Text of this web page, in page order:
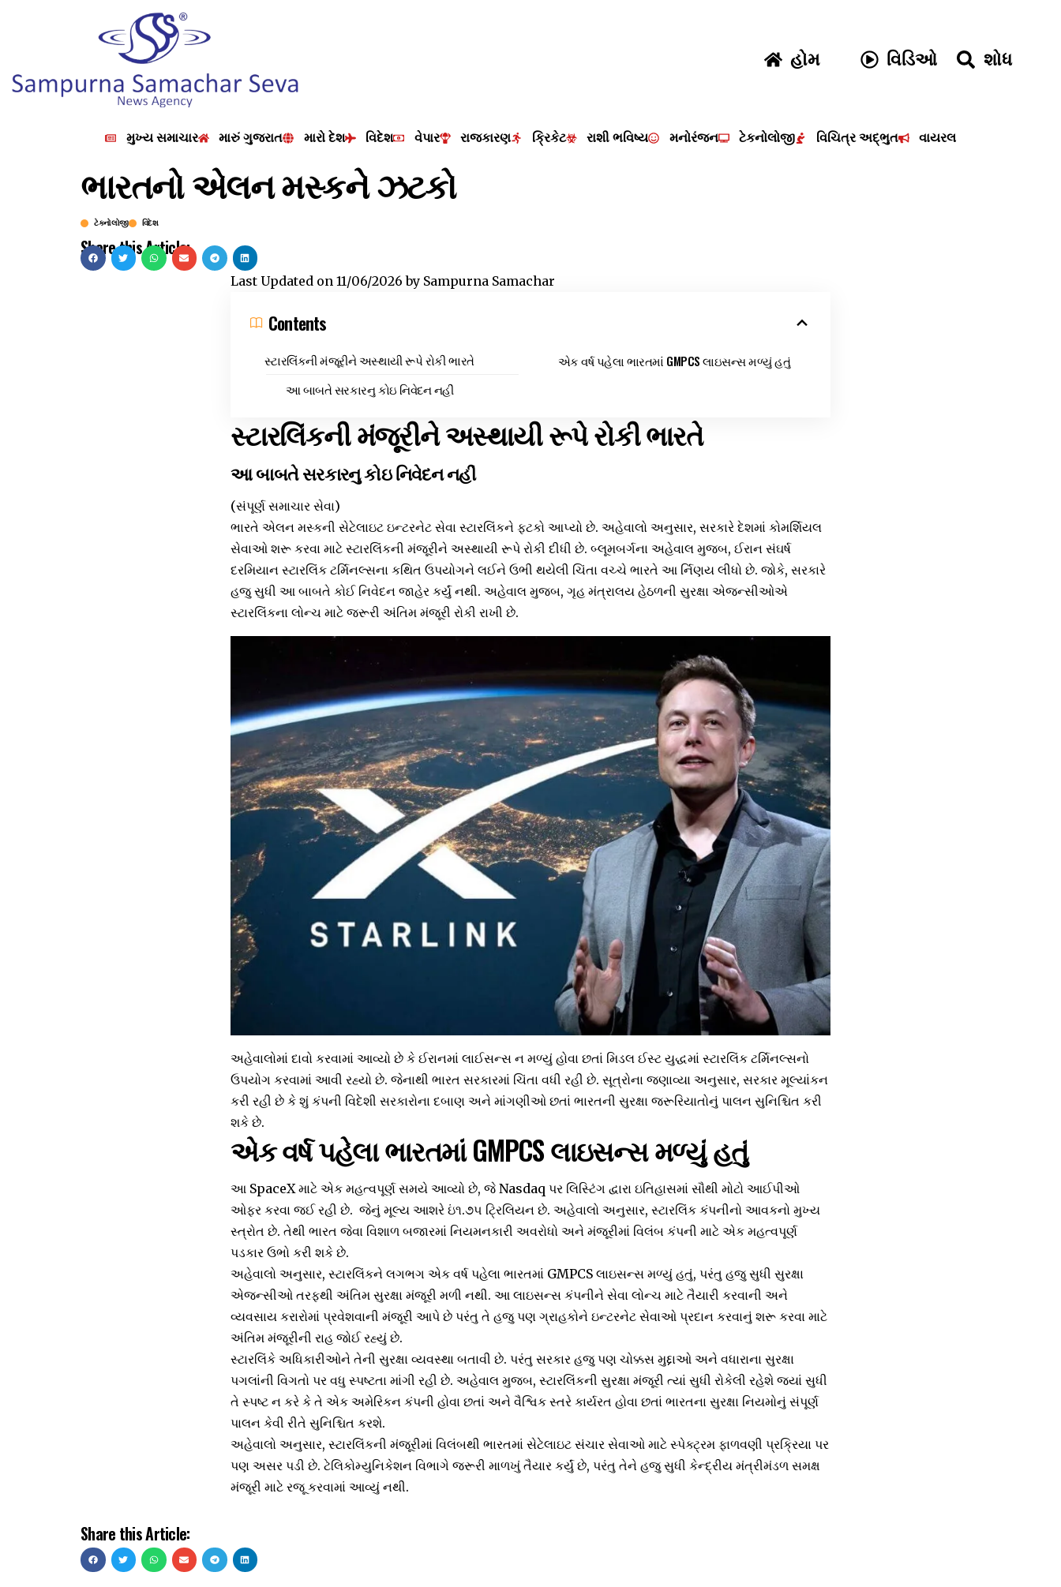
હોમ વિડિઓ શોધ
મુખ્ય સમાચાર મારું ગુજરાત મારો દેશ વિદેશ વેપાર રાજકારણ ક્રિકેટ રાશી ભવિષ્ય મનોરંજન ટેકનોલોજી વિચિત્ર અદ્ભુત વાયરલ
ભારતનો એલન મસ્કને ઝટકો
ટેકનોલોજી વિદેશ
Share this Article:
Last Updated on 11/06/2026 by Sampurna Samachar
Contents
સ્ટારલિંકની મંજૂરીને અસ્થાયી રૂપે રોકી ભારતે
આ બાબતે સરકારનુ કોઇ નિવેદન નહીં
એક વર્ષ પહેલા ભારતમાં GMPCS લાઇસન્સ મળ્યું હતું
સ્ટારલિંકની મંજૂરીને અસ્થાયી રૂપે રોકી ભારતે
આ બાબતે સરકારનુ કોઇ નિવેદન નહીં
(સંપૂર્ણ સમાચાર સેવા)
ભારતે એલન મસ્કની સેટેલાઇટ ઇન્ટરનેટ સેવા સ્ટારલિંકને ફટકો આપ્યો છે. અહેવાલો અનુસાર, સરકારે દેશમાં કોમર્શિયલ
સેવાઓ શરૂ કરવા માટે સ્ટારલિંકની મંજૂરીને અસ્થાયી રૂપે રોકી દીધી છે. બ્લૂમબર્ગના અહેવાલ મુજબ, ઈરાન સંઘર્ષ
દરમિયાન સ્ટારલિંક ટર્મિનલ્સના કથિત ઉપયોગને લઈને ઉભી થયેલી ચિંતા વચ્ચે ભારતે આ ર્નિણય લીધો છે. જોકે, સરકારે
હજુ સુધી આ બાબતે કોઈ નિવેદન જાહેર કર્યું નથી. અહેવાલ મુજબ, ગૃહ મંત્રાલય હેઠળની સુરક્ષા એજન્સીઓએ
સ્ટારલિંકના લોન્ચ માટે જરૂરી અંતિમ મંજૂરી રોકી રાખી છે.
અહેવાલોમાં દાવો કરવામાં આવ્યો છે કે ઈરાનમાં લાઈસન્સ ન મળ્યું હોવા છતાં મિડલ ઈસ્ટ યુદ્ધમાં સ્ટારલિંક ટર્મિનલ્સનો
ઉપયોગ કરવામાં આવી રહ્યો છે. જેનાથી ભારત સરકારમાં ચિંતા વધી રહી છે. સૂત્રોના જણાવ્યા અનુસાર, સરકાર મૂલ્યાંકન
કરી રહી છે કે શું કંપની વિદેશી સરકારોના દબાણ અને માંગણીઓ છતાં ભારતની સુરક્ષા જરૂરિયાતોનું પાલન સુનિશ્ચિત કરી
શકે છે.
એક વર્ષ પહેલા ભારતમાં GMPCS લાઇસન્સ મળ્યું હતું
આ SpaceX માટે એક મહત્વપૂર્ણ સમયે આવ્યો છે, જે Nasdaq પર લિસ્ટિંગ દ્વારા ઇતિહાસમાં સૌથી મોટો આઈપીઓ
ઓફર કરવા જઈ રહી છે. જેનું મૂલ્ય આશરે ઇં૧.૭૫ ટ્રિલિયન છે. અહેવાલો અનુસાર, સ્ટારલિંક કંપનીનો આવકનો મુખ્ય
સ્ત્રોત છે. તેથી ભારત જેવા વિશાળ બજારમાં નિયમનકારી અવરોધો અને મંજૂરીમાં વિલંબ કંપની માટે એક મહત્વપૂર્ણ
પડકાર ઉભો કરી શકે છે.
અહેવાલો અનુસાર, સ્ટારલિંકને લગભગ એક વર્ષ પહેલા ભારતમાં GMPCS લાઇસન્સ મળ્યું હતું, પરંતુ હજુ સુધી સુરક્ષા
એજન્સીઓ તરફથી અંતિમ સુરક્ષા મંજૂરી મળી નથી. આ લાઇસન્સ કંપનીને સેવા લોન્ચ માટે તૈયારી કરવાની અને
વ્યવસાય કરારોમાં પ્રવેશવાની મંજૂરી આપે છે પરંતુ તે હજુ પણ ગ્રાહકોને ઇન્ટરનેટ સેવાઓ પ્રદાન કરવાનું શરૂ કરવા માટે
અંતિમ મંજૂરીની રાહ જોઈ રહ્યું છે.
સ્ટારલિંકે અધિકારીઓને તેની સુરક્ષા વ્યવસ્થા બતાવી છે. પરંતુ સરકાર હજુ પણ ચોક્કસ મુદ્દાઓ અને વધારાના સુરક્ષા
પગલાંની વિગતો પર વધુ સ્પષ્ટતા માંગી રહી છે. અહેવાલ મુજબ, સ્ટારલિંકની સુરક્ષા મંજૂરી ત્યાં સુધી રોકેલી રહેશે જ્યાં સુધી
તે સ્પષ્ટ ન કરે કે તે એક અમેરિકન કંપની હોવા છતાં અને વૈશ્વિક સ્તરે કાર્યરત હોવા છતાં ભારતના સુરક્ષા નિયમોનું સંપૂર્ણ
પાલન કેવી રીતે સુનિશ્ચિત કરશે.
અહેવાલો અનુસાર, સ્ટારલિંકની મંજૂરીમાં વિલંબથી ભારતમાં સેટેલાઇટ સંચાર સેવાઓ માટે સ્પેક્ટ્રમ ફાળવણી પ્રક્રિયા પર
પણ અસર પડી છે. ટેલિકોમ્યુનિકેશન વિભાગે જરૂરી માળખું તૈયાર કર્યું છે, પરંતુ તેને હજુ સુધી કેન્દ્રીય મંત્રીમંડળ સમક્ષ
મંજૂરી માટે રજૂ કરવામાં આવ્યું નથી.
Share this Article: